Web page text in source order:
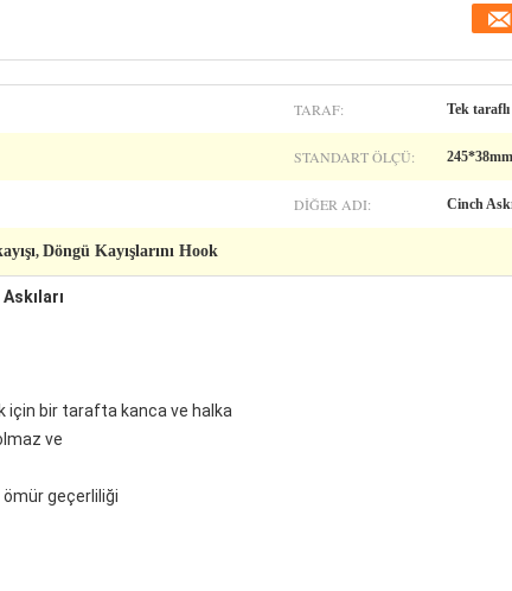
TARAF: Tek taraflı
STANDART ÖLÇÜ: 245*38mm
DIĞER ADI: Cinch
, Döngü Kayışlarını Hook
bir tarafta kanca ve halka
ve
geçerliliği